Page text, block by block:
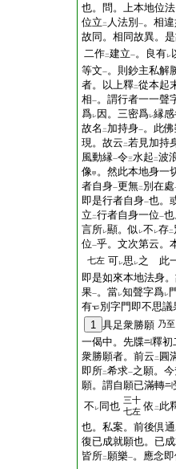
也。問。上本地位
位立 二 人法別 一。相
故同。相同故異。
二作二建立一。良有レ
等文一。則鈔主私解
者。以上釋二從本起
相一。謂行者一一聲
爲レ 因。三密爲レ縁感
故名 二 加持身一。此
現。故云 二若見加持
風動縁一令三水起 二波
像甲 。然此本地身一
者自身一更無二 別在處
即是行者自身一也。
立 二行者自身一位一
言所レ顯。似 レ不 レ存二
位一乎。文次第云。
七左 可レ思 レ之 此
即是如來本地法身
果一。當レ知聲字爲レ
有
別字門即不思議
1 具足衆勝願 乃至
一偈中。先牒
釋初
衆勝願者。前云 二 圓
即所二希求一之願。
願。謂自願已滿轉
不 レ 同也 三十
七左 依 二 此
也。私案。前後倶通
復已成就願也。已
皆所二願樂一。應念